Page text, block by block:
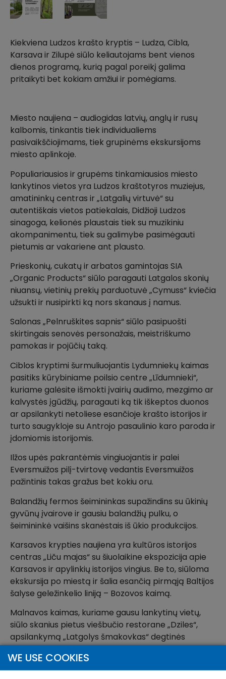
Kiekviena Ludzos krašto kryptis – Ludza, Cibla,
Karsava ir Zilupė siūlo keliautojams bent vienos
dienos programą, kurią pagal poreikį galima
pritaikyti bet kokiam amžiui ir pomėgiams.
Miesto naujiena – audiogidas latvių, anglų ir rusų
kalbomis, tinkantis tiek individualiems
pasivaikščiojimams, tiek grupinėms ekskursijoms
miesto aplinkoje.
Populiariausios ir grupėms tinkamiausios miesto
lankytinos vietos yra Ludzos kraštotyros muziejus,
amatininkų centras ir „Latgalių virtuvė“ su
autentiškais vietos patiekalais, Didžioji Ludzos
sinagoga, kelionės plaustais tiek su muzikiniu
akompanimentu, tiek su galimybe pasimėgauti
pietumis ar vakariene ant plausto.
Prieskonių, cukatų ir arbatos gamintojas SIA
„Organic Products“ siūlo paragauti Latgalos skonių
niuansų, vietinių prekių parduotuvė „Cymuss“ kviečia
užsukti ir nusipirkti ką nors skanaus į namus.
Salonas „Pelnruškites sapnis“ siūlo pasipuošti
skirtingais senovės personažais, meistriškumo
pamokas ir pojūčių taką.
Ciblos kryptimi šurmuliuojantis Lydumniekų kaimas
pasitiks kūrybiniame poilsio centre „Līdumnieki“,
kuriame galėsite išmokti įvairių audimo, mezgimo ar
kalvystės įgūdžių, paragauti ką tik iškeptos duonos
ar apsilankyti netoliese esančioje krašto istorijos ir
turto saugykloje su Antrojo pasaulinio karo paroda ir
įdomiomis istorijomis.
Ilžos upės pakrantėmis vingiuojantis ir palei
Eversmuižos pilį-tvirtovę vedantis Eversmuižos
pažintinis takas gražus bet kokiu oru.
Balandžių fermos šeimininkas supažindins su ūkinių
gyvūnų įvairove ir gausiu balandžių pulku, o
šeimininkė vaišins skanėstais iš ūkio produkcijos.
Karsavos krypties naujiena yra kultūros istorijos
centras „Liču majas“ su šiuolaikine ekspozicija apie
Karsavos ir apylinkių istorijos vingius. Be to, siūloma
ekskursija po miestą ir šalia esančią pirmąją Baltijos
šalyse geležinkelio liniją – Bozovos kaimą.
Malnavos kaimas, kuriame gausu lankytinų vietų,
siūlo skanius pietus viešbučio restorane „Dziles“,
apsilankymą „Latgolys šmakovkas“ degtinės
varykloje, plačioje Malnavos dvaro teritorijoje su
parku ir aktyvaus poilsio parke „Zīdūns“.
WE USE COOKIES